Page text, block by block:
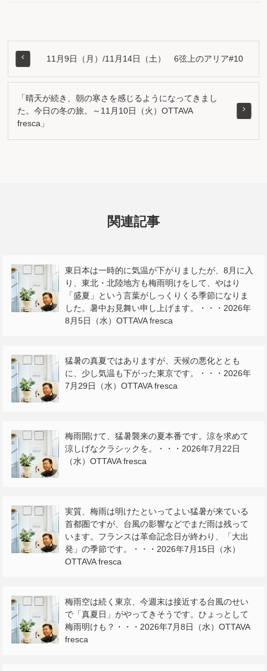
11月9日（月）/11月14日（土） 6弦上のアリア#10
「晴天が続き、朝の寒さを感じるようになってきまし
た。今日の冬の旅。～11月10日（火）OTTAVA
fresca」
関連記事
東日本は一時的に気温が下がりましたが、8月に入
り、東北・北陸地方も梅雨明けをして、やはり
「盛夏」という言葉がしっくりくる季節になりま
した。暑中お見舞い申し上げます。・・・2026年
8月5日（水）OTTAVA fresca
猛暑の真夏ではありますが、天候の悪化ととも
に、少し気温も下がった東京です。・・・2026年
7月29日（水）OTTAVA fresca
梅雨開けて、猛暑襲来の夏本番です。涼を求めて
涼しげなクラシックを。・・・2026年7月22日
（水）OTTAVA fresca
実質、梅雨は明けたといってよい猛暑が来ている
首都圏ですが、台風の影響などでまだ雨は残って
います。フランスは革命記念日が終わり、「大出
発」の季節です。・・・2026年7月15日（水）
OTTAVA fresca
梅雨空は続く東京、今週末は接近する台風のせい
で「真夏日」がやってきそうです。ひょっとして
梅雨明けも？・・・2026年7月8日（水）OTTAVA
fresca